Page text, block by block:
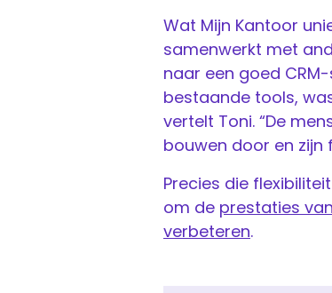
Wat Mijn Kantoor
samenwerkt met
naar een goed
bestaande tools,
vertelt Toni. “De
bouwen door en zijn
Precies die
om de prestaties
verbeteren.